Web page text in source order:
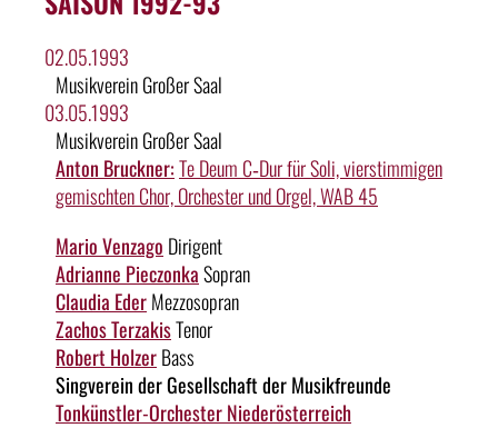
02.05.1993
Musikverein Großer Saal
03.05.1993
Musikverein Großer Saal
Anton Bruckner:Te Deum C‑Dur für Soli, vierstimmigen
gemischten Chor, Orchester und Orgel, WAB 45
Mario Venzago Dirigent
Adrianne PieczonkaSopran
Claudia EderMezzosopran
Zachos TerzakisTenor
Robert HolzerBass
Singverein der Gesellschaft der Musikfreunde
Tonkünstler-Orchester Niederösterreich